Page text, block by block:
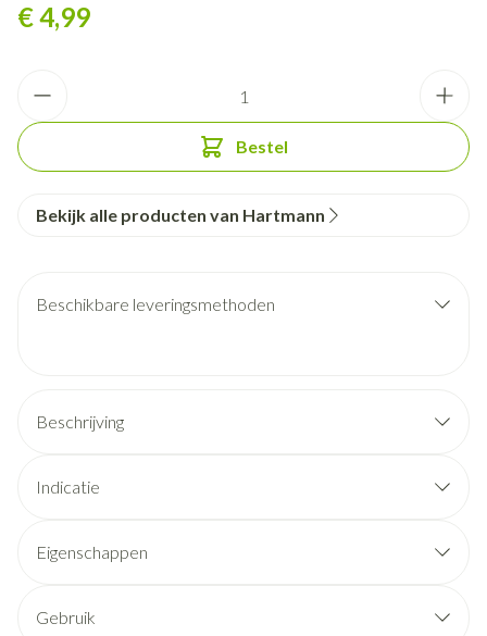
€ 4,99
Bestel
Bekijk alle producten van Hartmann
Beschikbare leveringsmethoden
Beschrijving
Indicatie
Eigenschappen
Gebruik